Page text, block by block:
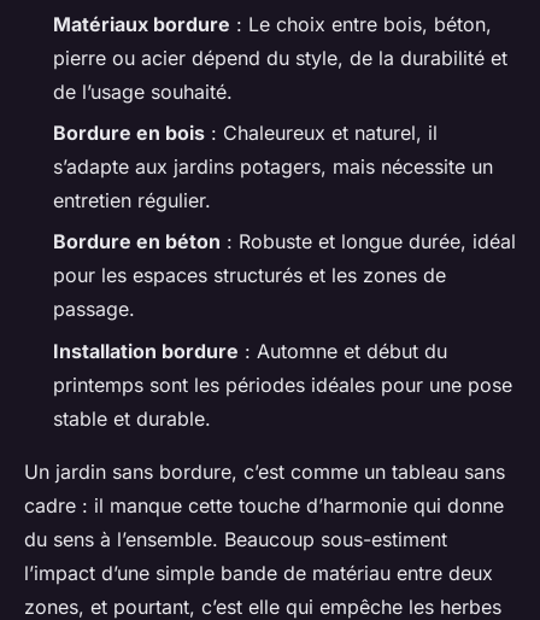
Matériaux bordure : Le choix entre bois, béton,
pierre ou acier dépend du style, de la durabilité et
de l’usage souhaité.
Bordure en bois : Chaleureux et naturel, il
s’adapte aux jardins potagers, mais nécessite un
entretien régulier.
Bordure en béton : Robuste et longue durée, idéal
pour les espaces structurés et les zones de
passage.
Installation bordure : Automne et début du
printemps sont les périodes idéales pour une pose
stable et durable.
Un jardin sans bordure, c’est comme un tableau sans
cadre : il manque cette touche d’harmonie qui donne
du sens à l’ensemble. Beaucoup sous-estiment
l’impact d’une simple bande de matériau entre deux
zones, et pourtant, c’est elle qui empêche les herbes